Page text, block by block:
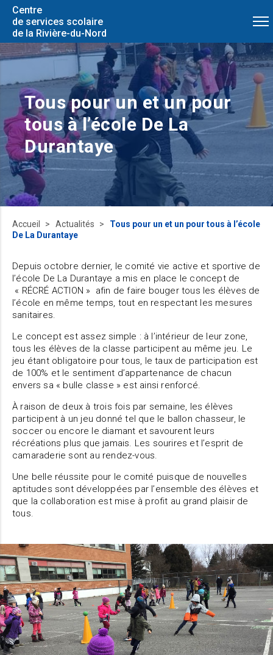
Centre
de services scolaire
de la Rivière-du-Nord
Tous pour un et un pour
tous à l’école De La
Durantaye
Accueil Actualités
Tous pour un et un pour tous à l’école
De La Durantaye
Depuis octobre dernier, le comité vie active et sportive de
l’école De La Durantaye a mis en place le concept de
« RÉCRÉ ACTION » afin de faire bouger tous les élèves de
l’école en même temps, tout en respectant les mesures
sanitaires.
Le concept est assez simple : à l’intérieur de leur zone,
tous les élèves de la classe participent au même jeu. Le
jeu étant obligatoire pour tous, le taux de participation est
de 100% et le sentiment d’appartenance de chacun
envers sa « bulle classe » est ainsi renforcé.
À raison de deux à trois fois par semaine, les élèves
participent à un jeu donné tel que le ballon chasseur, le
soccer ou encore le diamant et savourent leurs
récréations plus que jamais. Les sourires et l’esprit de
camaraderie sont au rendez-vous.
Une belle réussite pour le comité puisque de nouvelles
aptitudes sont développées par l’ensemble des élèves et
que la collaboration est mise à profit au grand plaisir de
tous.